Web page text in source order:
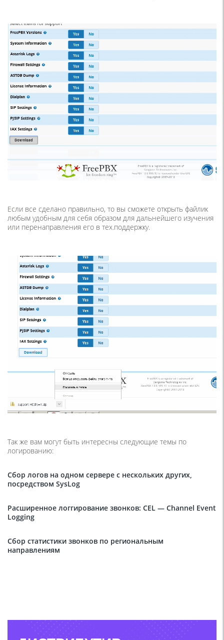
Если все сделано правильно, то вы сможете открыть файлик
любым удобным для себя образом для дальнейшего изучения
или перенаправления его в тех.поддержку.
Так же вам могут быть интересны следующие темы по
логированию:
Сбор логов на одном сервере с нескольких других,
посредством SysLog
Расширенное логгирование звонков: CEL — Channel Event
Logging
Сбор статистики звонков по региональным
направлениям